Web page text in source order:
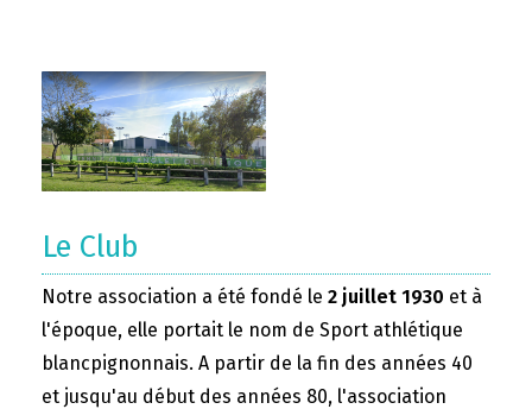
Le Club
Notre association a été fondé le 2 juillet 1930 et à
l'époque, elle portait le nom de Sport athlétique
blancpignonnais. A partir de la fin des années 40
et jusqu'au début des années 80, l'association